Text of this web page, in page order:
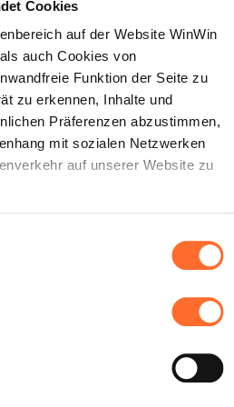
Cookies
auf der Website WinWin
auch Cookies von
Funktion der Seite zu
zu erkennen, Inhalte und
Präferenzen abzustimmen,
mit sozialen Netzwerken
auf unserer Website zu
konfigurieren. Davon
die für die Funktion der
sind. Eine Beschreibung der
sie oben unter „Details“.
die Navigation auf der Website
(z. B. Abspielen von Videos,
eine schriftliche Planung der
und berücksichtigt
Vorgaben.
internationalen
(CMR) anhand des
Lieferscheins aus.